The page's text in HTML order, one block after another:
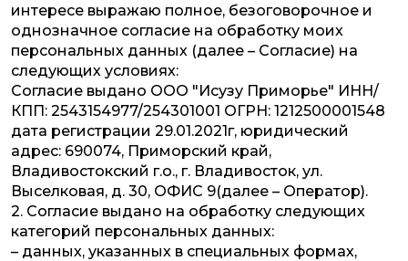
интересе выражаю полное, безоговорочное и
однозначное согласие на обработку моих
персональных данных (далее – Согласие) на
следующих условиях:
Согласие выдано ООО "Исузу Приморье" ИНН/
КПП: 2543154977/254301001 ОГРН: 1212500001548
дата регистрации 29.01.2021г, юридический
адрес: 690074, Приморский край,
Владивостокский г.о., г. Владивосток, ул.
Выселковая, д. 30, ОФИС 9(далее – Оператор).
2. Согласие выдано на обработку следующих
категорий персональных данных:
– данных, указанных в специальных формах,